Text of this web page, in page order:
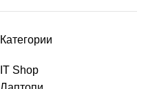
Категории
IT Shop